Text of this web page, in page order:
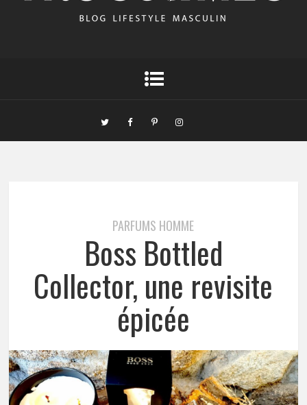
PARFUMS HOMME
Boss Bottled
Collector, une revisite
épicée